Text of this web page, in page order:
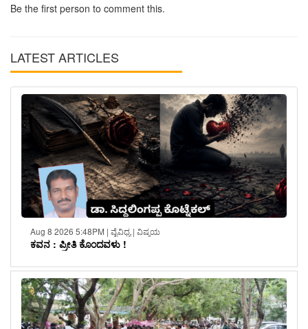
Be the first person to comment this.
LATEST ARTICLES
Aug 8 2026 5:48PM | ವೈವಿಧ್ಯ | ವಿಷ್ಮಯ
ಕವನ : ಪ್ರೀತಿ ಕೊಂದವಳು !